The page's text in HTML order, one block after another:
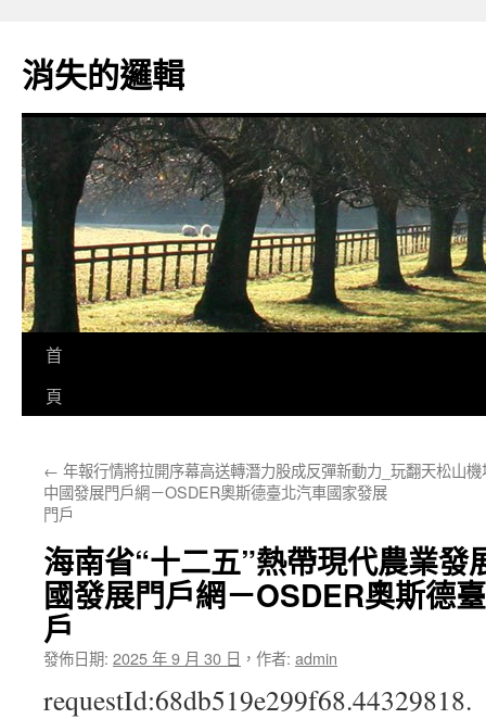
主
要
消失的邏輯
首
頁
← 年報行情將拉開序幕高送轉潛力股成反彈新動力_
中國發展門戶網－OSDER奧斯德臺北汽車國家發展
門戶
玩翻天松山
海南省“十二五”熱帶現代農業發
國發展門戶網－OSDER奧斯德
戶
發佈日期: 2025 年 9 月 30 日 ， 作者: admin
requestId:68db519e299f68.44329818.